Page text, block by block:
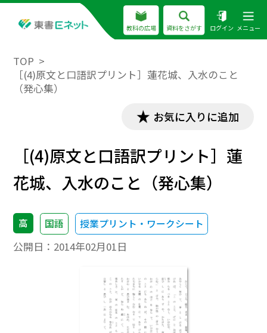
教科の広場 資料をさがす ログイン メニュー
TOP
［(4)原文と口語訳プリント］蓮花城、入水のこと
（発心集）
お気に入りに追加
［(4)原文と口語訳プリント］蓮
花城、入水のこと（発心集）
高 国語 授業プリント・ワークシート
公開日： 2014年02月01日